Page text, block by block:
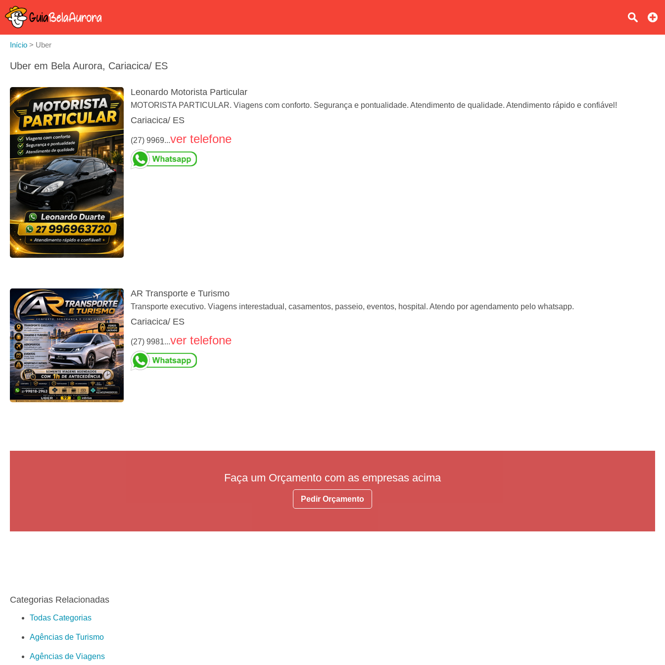
Início > Uber
Uber em Bela Aurora, Cariacica/ ES
Leonardo Motorista Particular
MOTORISTA PARTICULAR. Viagens com conforto. Segurança e pontualidade. Atendimento de qualidade. Atendimento rápido e confiável!
Cariacica/ ES
(27) 9969...ver telefone
AR Transporte e Turismo
Transporte executivo. Viagens interestadual, casamentos, passeio, eventos, hospital. Atendo por agendamento pelo whatsapp.
Cariacica/ ES
(27) 9981...ver telefone
Faça um Orçamento com as empresas acima
Pedir Orçamento
Categorias Relacionadas
Todas Categorias
Agências de Turismo
Agências de Viagens